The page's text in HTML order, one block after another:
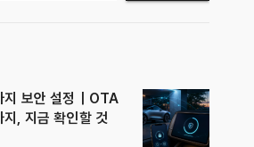
지 보안 설정｜OTA
, 지금 확인할 것